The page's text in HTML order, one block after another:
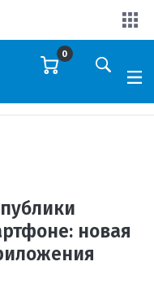
0
новая